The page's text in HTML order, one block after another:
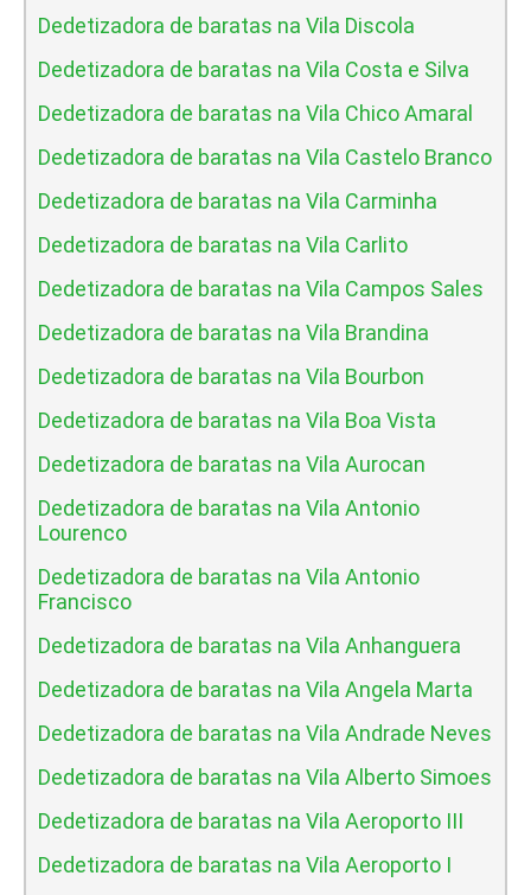
Dedetizadora de baratas na Vila Discola
Dedetizadora de baratas na Vila Costa e Silva
Dedetizadora de baratas na Vila Chico Amaral
Dedetizadora de baratas na Vila Castelo Branco
Dedetizadora de baratas na Vila Carminha
Dedetizadora de baratas na Vila Carlito
Dedetizadora de baratas na Vila Campos Sales
Dedetizadora de baratas na Vila Brandina
Dedetizadora de baratas na Vila Bourbon
Dedetizadora de baratas na Vila Boa Vista
Dedetizadora de baratas na Vila Aurocan
Dedetizadora de baratas na Vila Antonio
Lourenco
Dedetizadora de baratas na Vila Antonio
Francisco
Dedetizadora de baratas na Vila Anhanguera
Dedetizadora de baratas na Vila Angela Marta
Dedetizadora de baratas na Vila Andrade Neves
Dedetizadora de baratas na Vila Alberto Simoes
Dedetizadora de baratas na Vila Aeroporto III
Dedetizadora de baratas na Vila Aeroporto I